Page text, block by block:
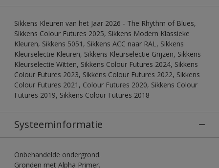
Sikkens Kleuren van het Jaar 2026 - The Rhythm of Blues,
Sikkens Colour Futures 2025, Sikkens Modern Klassieke
Kleuren, Sikkens 5051, Sikkens ACC naar RAL, Sikkens
Kleurselectie Kleuren, Sikkens Kleurselectie Grijzen, Sikkens
Kleurselectie Witten, Sikkens Colour Futures 2024, Sikkens
Colour Futures 2023, Sikkens Colour Futures 2022, Sikkens
Colour Futures 2021, Colour Futures 2020, Sikkens Colour
Futures 2019, Sikkens Colour Futures 2018
Systeeminformatie
Onbehandelde ondergrond.
Gronden met Alpha Primer.